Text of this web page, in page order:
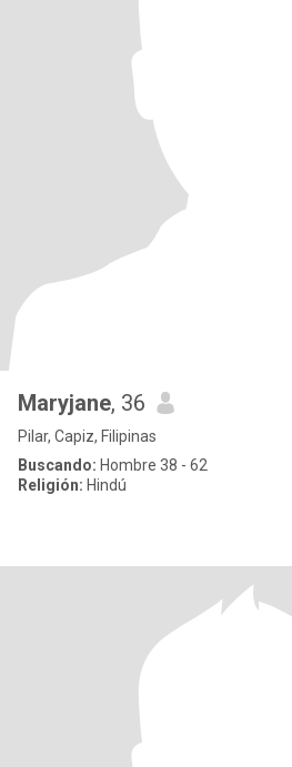
Maryjane, 36
Pilar, Capiz, Filipinas
Buscando: Hombre 38 - 62
Religión: Hindú